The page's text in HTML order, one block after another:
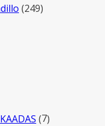
249249
77